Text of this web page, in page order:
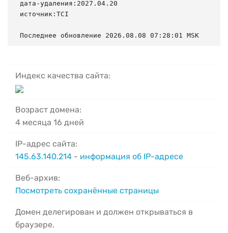
дата-удаления:2027.04.20
источник:TCI
Последнее обновление 2026.08.08 07:28:01 MSK
Индекс качества сайта:
Возраст домена:
4 месяца 16 дней
IP-адрес сайта:
145.63.140.214 - информация об IP-адресе
Веб-архив:
Посмотреть сохранённые страницы
Домен делегирован и должен открываться в
браузере.